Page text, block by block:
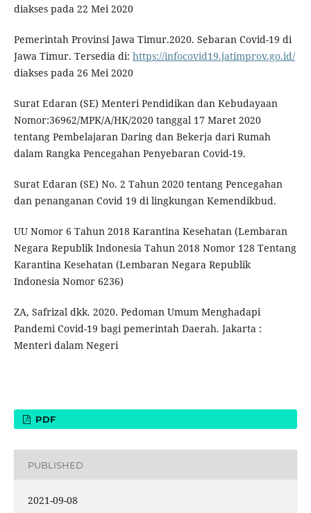
diakses pada 22 Mei 2020
Pemerintah Provinsi Jawa Timur.2020. Sebaran Covid-19 di
Jawa Timur. Tersedia di: https://infocovid19.jatimprov.go.id/
diakses pada 26 Mei 2020
Surat Edaran (SE) Menteri Pendidikan dan Kebudayaan
Nomor:36962/MPK/A/HK/2020 tanggal 17 Maret 2020
tentang Pembelajaran Daring dan Bekerja dari Rumah
dalam Rangka Pencegahan Penyebaran Covid-19.
Surat Edaran (SE) No. 2 Tahun 2020 tentang Pencegahan
dan penanganan Covid 19 di lingkungan Kemendikbud.
UU Nomor 6 Tahun 2018 Karantina Kesehatan (Lembaran
Negara Republik Indonesia Tahun 2018 Nomor 128 Tentang
Karantina Kesehatan (Lembaran Negara Republik
Indonesia Nomor 6236)
ZA, Safrizal dkk. 2020. Pedoman Umum Menghadapi
Pandemi Covid-19 bagi pemerintah Daerah. Jakarta :
Menteri dalam Negeri
PDF
PUBLISHED
2021-09-08